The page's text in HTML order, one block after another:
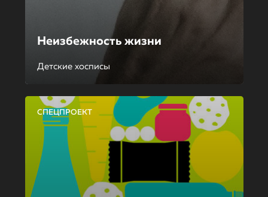
Неизбежность жизни
Детские хосписы
СПЕЦПРОЕКТ